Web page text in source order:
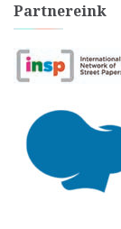
Partnereink